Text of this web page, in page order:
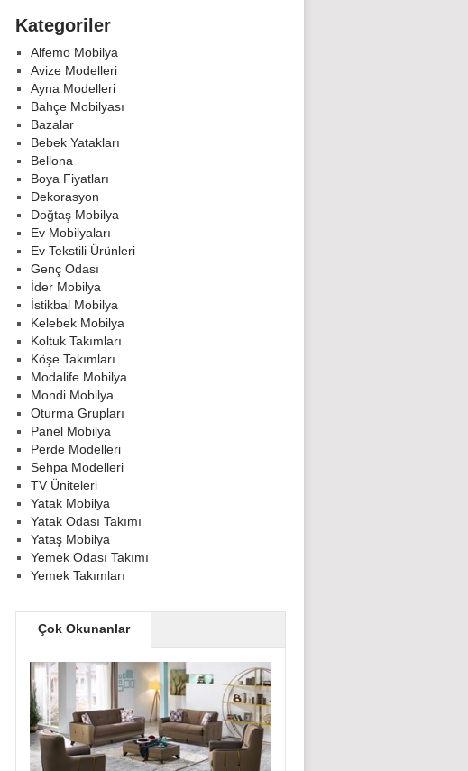
Kategoriler
Alfemo Mobilya
Avize Modelleri
Ayna Modelleri
Bahçe Mobilyası
Bazalar
Bebek Yatakları
Bellona
Boya Fiyatları
Dekorasyon
Doğtaş Mobilya
Ev Mobilyaları
Ev Tekstili Ürünleri
Genç Odası
İder Mobilya
İstikbal Mobilya
Kelebek Mobilya
Koltuk Takımları
Köşe Takımları
Modalife Mobilya
Mondi Mobilya
Oturma Grupları
Panel Mobilya
Perde Modelleri
Sehpa Modelleri
TV Üniteleri
Yatak Mobilya
Yatak Odası Takımı
Yataş Mobilya
Yemek Odası Takımı
Yemek Takımları
Çok Okunanlar